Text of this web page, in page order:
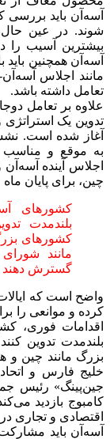
آسه‌آن باید بررسی
شوند. در عین
بیشترین آسیب را
آسه‌آن همچنین باید
مانند اجلاس
تعامل داشته باشد.
علاوه بر تعامل
تدوین یک استراتژی
به موقع و
چین، برای پایان
کشورهای
بلندمدت
کشورهای
مانند
گسترش دهند
واضح است که
کرده و موانعی را
اقدامات فوری،
بلندمدت تدوین
بزرگ مانند چین و
خلیج فارس و
جین‌پینگ» رئیس
کامبوج بازدید
اقتصادی و تجاری
آسه‌آن باید